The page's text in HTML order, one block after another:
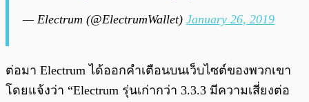
— Electrum (@ElectrumWallet) January 26, 2019
ต่อมา Electrum ได้ออกคำเตือนบนเว็บไซต์ของพวกเขา
โดยแจ้งว่า “Electrum รุ่นเก่ากว่า 3.3.3 มีความเสี่ยงต่อ